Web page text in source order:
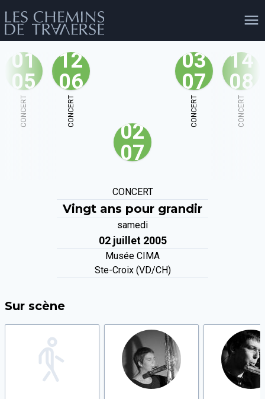
agenda personnes shop
facebook
01
05
CONCERT
12
06
CONCERT
02
07
03
07
CONCERT
14
08
CONCERT
CONCERT
Vingt ans pour grandir
samedi
02 juillet 2005
Musée CIMA
Ste-Croix (VD/CH)
Sur scène